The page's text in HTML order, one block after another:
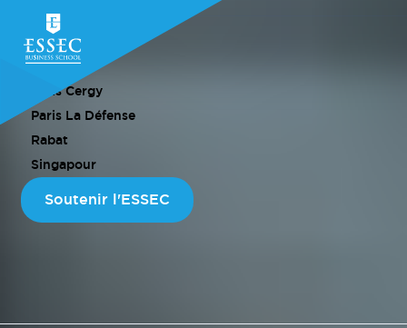
CAMPUS
Paris Cergy
Paris La Défense
Rabat
Singapour
Soutenir l'ESSEC